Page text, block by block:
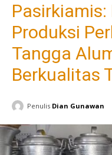
Pasirkiamis:
Produksi
Tangga
Berkualitas
Penulis Dian Gunawan